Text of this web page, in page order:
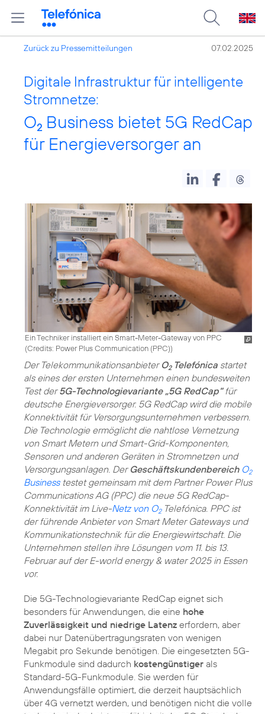
Zurück zu Pressemitteilungen 07.02.2025
Digitale Infrastruktur für intelligente
Stromnetze:
O2 Business bietet 5G RedCap
für Energieversorger an
Ein Techniker installiert ein Smart-Meter-Gateway von PPC
(Credits: Power Plus Communication (PPC))
Der Telekommunikationsanbieter O2Telefónica startet
als eines der ersten Unternehmen einen bundesweiten
Test der5G-Technologievariante „5G RedCap“für
deutsche Energieversorger. 5G RedCap wird die mobile
Konnektivität für Versorgungsunternehmen verbessern.
Die Technologie ermöglicht die nahtlose Vernetzung
von Smart Metern und Smart-Grid-Komponenten,
Sensoren und anderen Geräten in Stromnetzen und
Versorgungsanlagen. Der Geschäftskundenbereich O2
Businesstestet gemeinsam mit dem Partner Power Plus
Communications AG (PPC) die neue 5G RedCap-
Konnektivität im Live-Netz von O2Telefónica. PPC ist
der führende Anbieter von Smart Meter Gateways und
Kommunikationstechnik für die Energiewirtschaft. Die
Unternehmen stellen ihre Lösungen vom 11. bis 13.
Februar auf der E-world energy & water 2025 in Essen
vor.
Die 5G-Technologievariante RedCap eignet sich
besonders für Anwendungen, die eine hohe
Zuverlässigkeit und niedrige Latenz erfordern, aber
dabei nur Datenübertragungsraten von wenigen
Megabit pro Sekunde benötigen. Die eingesetzten 5G-
Funkmodule sind dadurch kostengünstiger als
Standard-5G-Funkmodule. Sie werden für
Anwendungsfälle optimiert, die derzeit hauptsächlich
über 4G vernetzt werden, und benötigen nicht die volle